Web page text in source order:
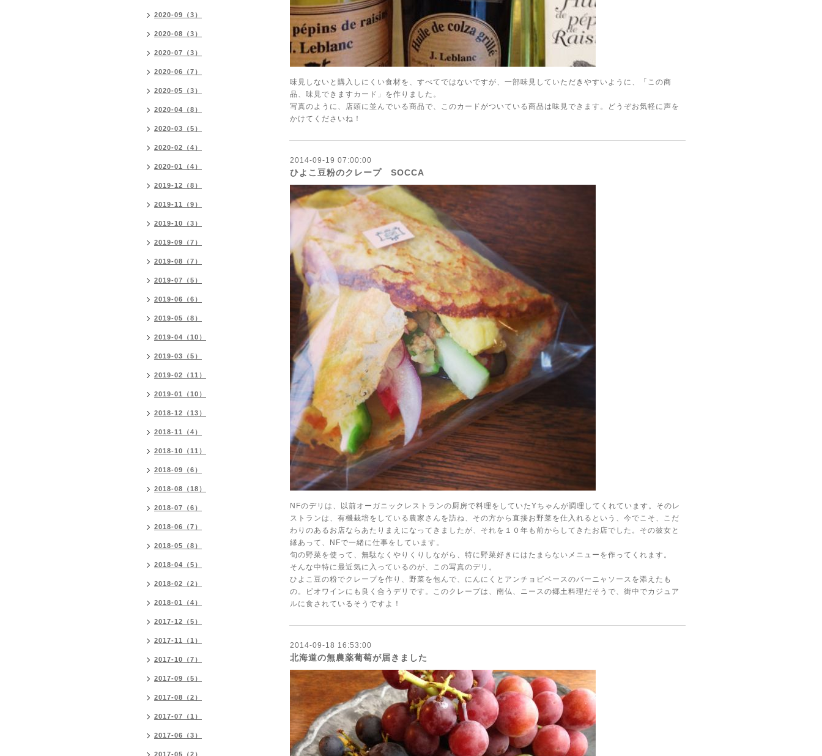
味見しないと購入しにくい食材を、すべてではないですが、一部味見していただきやすいように、「この商
品、味見できますカード」を作りました。
写真のように、店頭に並んでいる商品で、このカードがついている商品は味見できます。どうぞお気軽に声を
かけてくださいね！
2014-09-19 07:00:00
ひよこ豆粉のクレープ SOCCA
NFのデリは、以前オーガニックレストランの厨房で料理をしていたYちゃんが調理してくれています。そのレ
ストランは、有機栽培をしている農家さんを訪ね、その方から直接お野菜を仕入れるという、今でこそ、こだ
わりのあるお店ならあたりまえになってきましたが、それを１０年も前からしてきたお店でした。その彼女と
縁あって、NFで一緒に仕事をしています。
旬の野菜を使って、無駄なくやりくりしながら、特に野菜好きにはたまらないメニューを作ってくれます。
そんな中特に最近気に入っているのが、この写真のデリ。
ひよこ豆の粉でクレープを作り、野菜を包んで、にんにくとアンチョビベースのバーニャソースを添えたも
の。ビオワインにも良く合うデリです。このクレープは、南仏、ニースの郷土料理だそうで、街中でカジュア
ルに食されているそうですよ！
2014-09-18 16:53:00
北海道の無農薬葡萄が届きました
2020-09（3）
2020-08（3）
2020-07（3）
2020-06（7）
2020-05（3）
2020-04（8）
2020-03（5）
2020-02（4）
2020-01（4）
2019-12（8）
2019-11（9）
2019-10（3）
2019-09（7）
2019-08（7）
2019-07（5）
2019-06（6）
2019-05（8）
2019-04（10）
2019-03（5）
2019-02（11）
2019-01（10）
2018-12（13）
2018-11（4）
2018-10（11）
2018-09（6）
2018-08（18）
2018-07（6）
2018-06（7）
2018-05（8）
2018-04（5）
2018-02（2）
2018-01（4）
2017-12（5）
2017-11（1）
2017-10（7）
2017-09（5）
2017-08（2）
2017-07（1）
2017-06（3）
2017-05（2）